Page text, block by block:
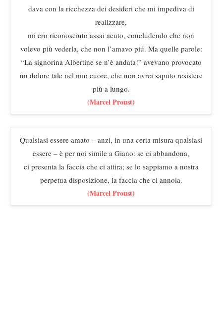
dava con la ricchezza dei desideri che mi impediva di
realizzare,
mi ero riconosciuto assai acuto, concludendo che non
volevo più vederla, che non l’amavo piú. Ma quelle parole:
“La signorina Albertine se n’è andata!” avevano provocato
un dolore tale nel mio cuore, che non avrei saputo resistere
più a lungo.
(Marcel Proust)
Qualsiasi essere amato – anzi, in una certa misura qualsiasi
essere – è per noi simile a Giano: se ci abbandona,
ci presenta la faccia che ci attira; se lo sappiamo a nostra
perpetua disposizione, la faccia che ci annoia.
(Marcel Proust)